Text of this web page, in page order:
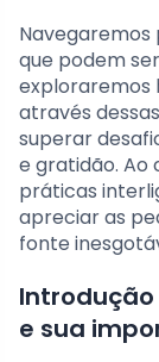
Navegaremos
que podem
exploraremos
através
superar
e gratidão. Ao
práticas
apreciar as
fonte
e sua